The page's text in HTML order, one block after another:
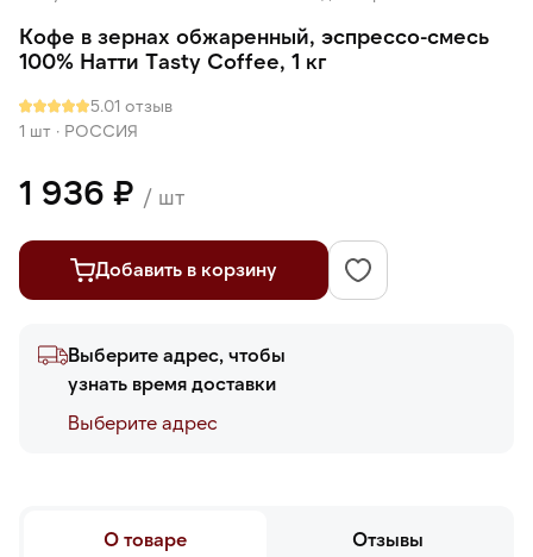
Кофе в зернах обжаренный, эспрессо-смесь
100% Натти Тasty Coffee, 1 кг
5.01 отзыв
1 шт · РОССИЯ
1 936 ₽ / шт
Добавить в корзину
Выберите адрес, чтобы
узнать время доставки
Выберите адреc
О товаре Отзывы